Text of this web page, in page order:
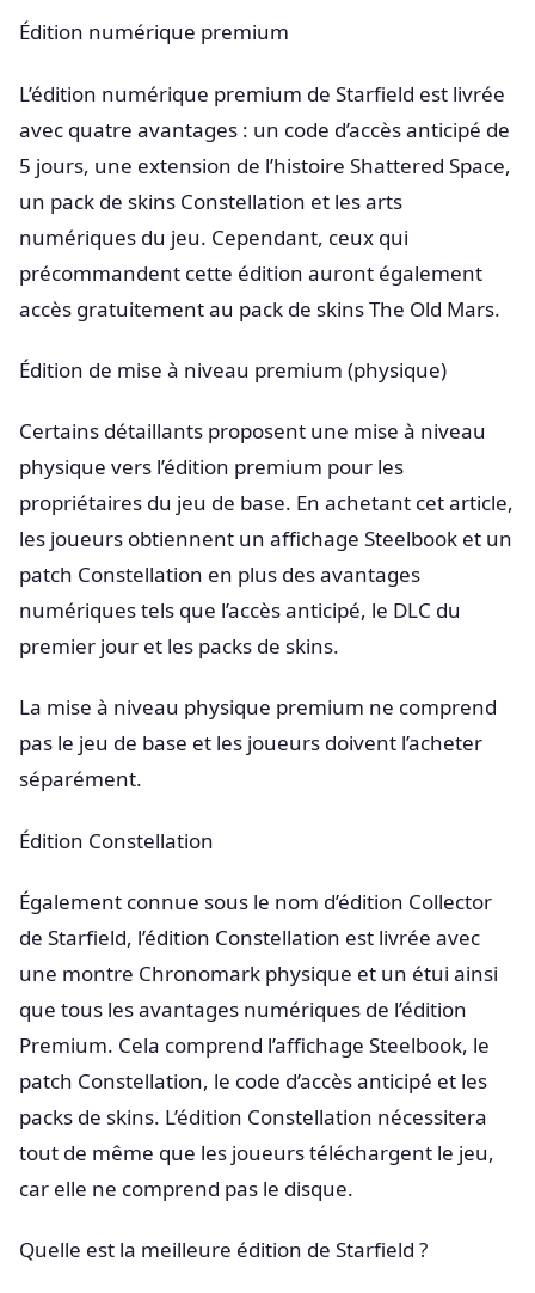
Édition numérique premium
L’édition numérique premium de Starfield est livrée
avec quatre avantages : un code d’accès anticipé de
5 jours, une extension de l’histoire Shattered Space,
un pack de skins Constellation et les arts
numériques du jeu. Cependant, ceux qui
précommandent cette édition auront également
accès gratuitement au pack de skins The Old Mars.
Édition de mise à niveau premium (physique)
Certains détaillants proposent une mise à niveau
physique vers l’édition premium pour les
propriétaires du jeu de base. En achetant cet article,
les joueurs obtiennent un affichage Steelbook et un
patch Constellation en plus des avantages
numériques tels que l’accès anticipé, le DLC du
premier jour et les packs de skins.
La mise à niveau physique premium ne comprend
pas le jeu de base et les joueurs doivent l’acheter
séparément.
Édition Constellation
Également connue sous le nom d’édition Collector
de Starfield, l’édition Constellation est livrée avec
une montre Chronomark physique et un étui ainsi
que tous les avantages numériques de l’édition
Premium. Cela comprend l’affichage Steelbook, le
patch Constellation, le code d’accès anticipé et les
packs de skins. L’édition Constellation nécessitera
tout de même que les joueurs téléchargent le jeu,
car elle ne comprend pas le disque.
Quelle est la meilleure édition de Starfield ?